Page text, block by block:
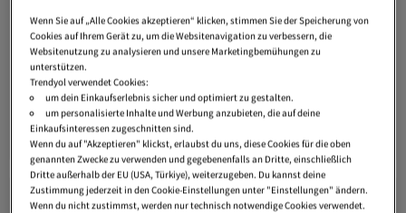
Trendyol Collection
Beiger
Strickpullover mit V-Ausschnitt
TWOAW22BZ0045
(107)
Versand kostenlos ab 35€
14,02€
Trendyol Collection
Strickpullover mit V-Ausschnitt
6,68€
Wenn Sie auf „Alle Cookies akzeptieren“ klicken, stimmen Sie der Speicherung von
Cookies auf Ihrem Gerät zu, um die Websitenavigation zu verbessern, die
Websitenutzung zu analysieren und unsere Marketingbemühungen zu
unterstützen.
Trendyol verwendet Cookies:
um dein Einkaufserlebnis sicher und optimiert zu gestalten.
um personalisierte Inhalte und Werbung anzubieten, die auf deine
Einkaufsinteressen zugeschnitten sind.
Wenn du auf "Akzeptieren" klickst, erlaubst du uns, diese Cookies für die oben
genannten Zwecke zu verwenden und gegebenenfalls an Dritte, einschließlich
Dritte außerhalb der EU (USA, Türkiye), weiterzugeben. Du kannst deine
Zustimmung jederzeit in den Cookie-Einstellungen unter "Einstellungen" ändern.
Wenn du nicht zustimmst, werden nur technisch notwendige Cookies verwendet.